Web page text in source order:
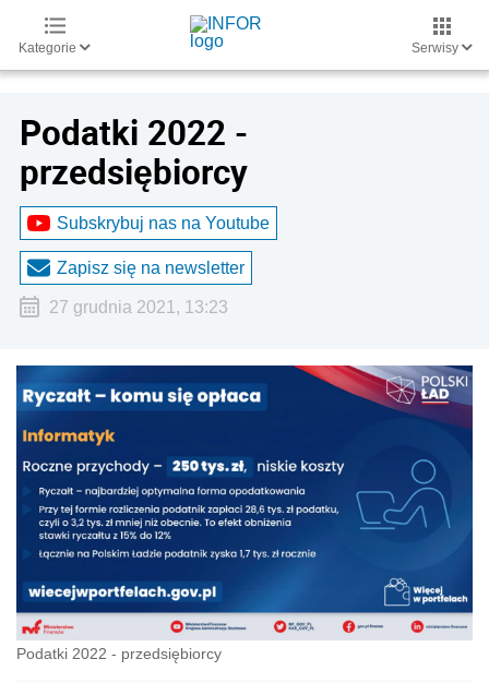
Kategorie Serwisy
Podatki 2022 -
przedsiębiorcy
Subskrybuj nas na Youtube
Zapisz się na newsletter
27 grudnia 2021, 13:23
Podatki 2022 - przedsiębiorcy